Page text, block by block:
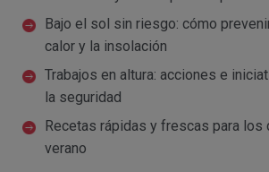
Bajo el sol sin riesgo: cómo
calor y la insolación
Trabajos en altura: acciones e
la seguridad
Recetas rápidas y frescas para los
verano